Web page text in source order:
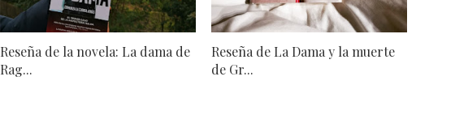
Reseña de la novela: La dama de
Rag...
Reseña de La Dama y la muerte
de Gr...